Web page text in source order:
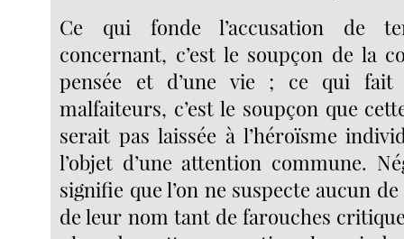
Ce qui fonde l’accusation de
concernant, c’est le soupçon de la
pensée et d’une vie ; ce qui fait
malfaiteurs, c’est le soupçon que
serait pas laissée à l’héroïsme
l’objet d’une attention commune.
signifie que l’on ne suspecte aucun
de leur nom tant de farouches